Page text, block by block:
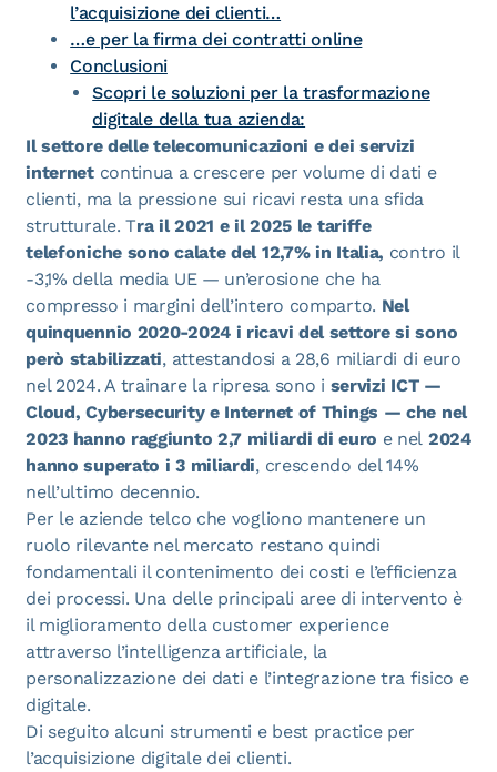
l’acquisizione dei clienti…
…e per la firma dei contratti online
Conclusioni
Scopri le soluzioni per la trasformazione
digitale della tua azienda:
Il settore delle telecomunicazioni e dei servizi
internetcontinua a crescere per volume di dati e
clienti, ma la pressione sui ricavi resta una sfida
strutturale. Tra il 2021 e il 2025 le tariffe
telefoniche sono calate del 12,7% in Italia, contro il
-3,1% della media UE — un’erosione che ha
compresso i margini dell’intero comparto. Nel
quinquennio 2020-2024 i ricavi del settore si sono
però stabilizzati, attestandosi a 28,6 miliardi di euro
nel 2024. A trainare la ripresa sono i servizi ICT —
Cloud, Cybersecurity e Internet of Things — che nel
2023 hanno raggiunto 2,7 miliardi di euro e nel 2024
hanno superato i 3 miliardi, crescendo del 14%
nell’ultimo decennio.
Per le aziende telco che vogliono mantenere un
ruolo rilevante nel mercato restano quindi
fondamentali il contenimento dei costi e l’efficienza
dei processi. Una delle principali aree di intervento è
il miglioramento della customer experience
attraverso l’intelligenza artificiale, la
personalizzazione dei dati e l’integrazione tra fisico e
digitale.
Di seguito alcuni strumenti e best practice per
l’acquisizione digitale dei clienti.